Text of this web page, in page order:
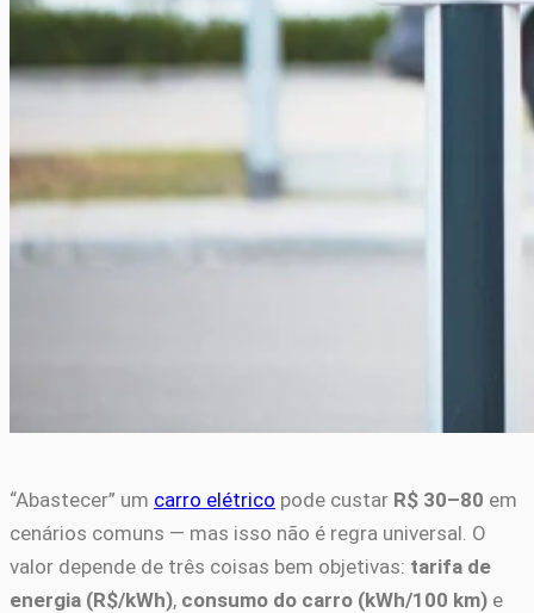
“Abastecer” um carro elétrico pode custar R$ 30–80 em
cenários comuns — mas isso não é regra universal. O
valor depende de três coisas bem objetivas: tarifa de
energia (R$/kWh), consumo do carro (kWh/100 km) e